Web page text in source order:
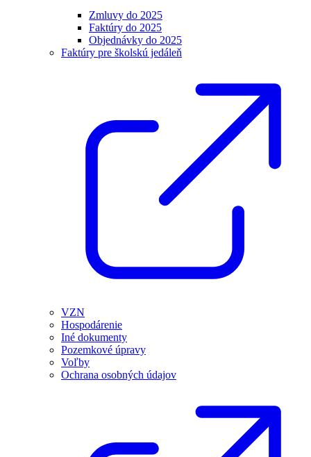
Zmluvy do 2025
Faktúry do 2025
Objednávky do 2025
Faktúry pre školskú jedáleň
VZN
Hospodárenie
Iné dokumenty
Pozemkové úpravy
Voľby
Ochrana osobných údajov